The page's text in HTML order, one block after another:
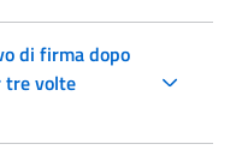
di firma dopo
tre volte